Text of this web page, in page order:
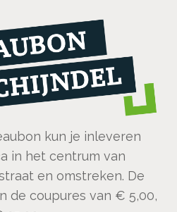
kun je inleveren
in het centrum van
en omstreken. De
de coupures van € 5,00,